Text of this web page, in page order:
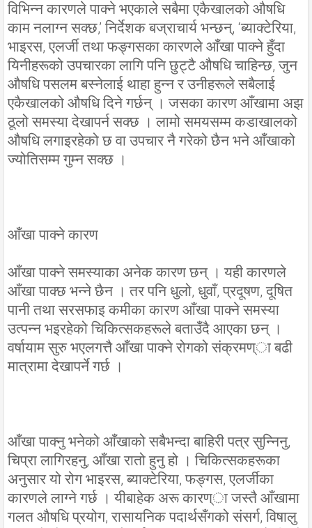
विभिन्न कारणले पाक्ने भएकाले सबैमा एकैखालको औषधि
काम नलाग्न सक्छ,’ निर्देशक बज्राचार्य भन्छन्, ‘ब्याक्टेरिया,
भाइरस, एलर्जी तथा फङ्गसका कारणले आँखा पाक्ने हुँदा
यिनीहरूको उपचारका लागि पनि छुट्टै औषधि चाहिन्छ, जुन
औषधि पसलम बस्नेलाई थाहा हुन्न र उनीहरूले सबैलाई
एकैखालको औषधि दिने गर्छन् । जसका कारण आँखामा अझ
ठूलो समस्या देखापर्न सक्छ । लामो समयसम्म कडाखालको
औषधि लगाइरहेको छ वा उपचार नै गरेको छैन भने आँखाको
ज्योतिसम्म गुम्न सक्छ ।
आँखा पाक्ने कारण
आँखा पाक्ने समस्याका अनेक कारण छन् । यही कारणले
आँखा पाक्छ भन्ने छैन । तर पनि धुलो, धुवाँ, प्रदूषण, दूषित
पानी तथा सरसफाइ कमीका कारण आँखा पाक्ने समस्या
उत्पन्न भइरहेको चिकित्सकहरूले बताउँदै आएका छन् ।
वर्षायाम सुरु भएलगत्तै आँखा पाक्ने रोगको संक्रमण्ा बढी
मात्रामा देखापर्ने गर्छ ।
आँखा पाक्नु भनेको आँखाको सबैभन्दा बाहिरी पत्र सुन्निनु,
चिप्रा लागिरहनु, आँखा रातो हुनु हो । चिकित्सकहरूका
अनुसार यो रोग भाइरस, ब्याक्टेरिया, फङ्गस, एलर्जीका
कारणले लाग्ने गर्छ । यीबाहेक अरू कारण्ा जस्तै आँखामा
गलत औषधि प्रयोग, रासायनिक पदार्थसँगको संसर्ग, विषालु